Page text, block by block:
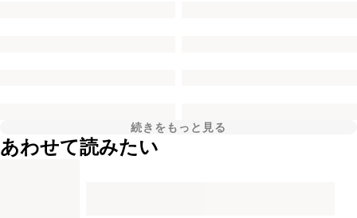
続きをもっと見る
あわせて読みたい